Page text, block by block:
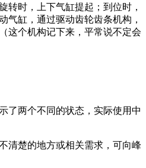
转时，上下气缸提起；到位时，
气缸，通过驱动齿轮齿条机构，
这个机构记下来，平常说不定会
了两个不同的状态，实际使用中
清楚的地方或相关需求，可向峰